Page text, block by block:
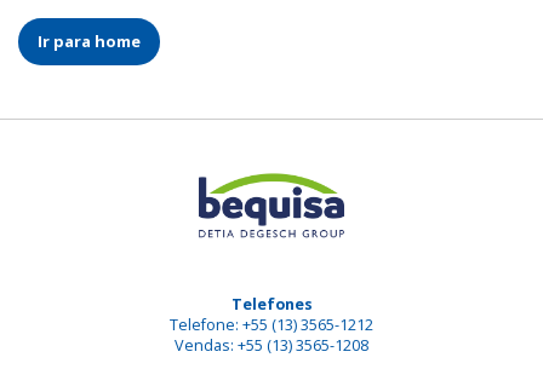
Ir para home
Telefones
Telefone: +55 (13) 3565-1212
Vendas: +55 (13) 3565-1208